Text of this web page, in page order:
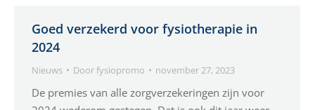
Goed verzekerd voor fysiotherapie in
2024
Nieuws Doorfysiopromo november 27, 2023
De premies van alle zorgverzekeringen zijn voor